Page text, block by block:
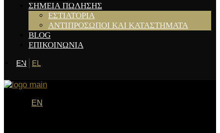
ΣΗΜΕΙΑ ΠΩΛΗΣΗΣ
ΕΣΤΙΑΤΟΡΙΑ
ΑΝΤΙΠΡΟΣΩΠΟΙ ΚΑΙ ΚΑΤΑΣΤΗΜΑΤΑ
BLOG
ΕΠΙΚΟΙΝΩΝΙΑ
EN EL
EN